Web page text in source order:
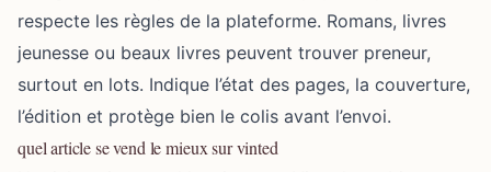
respecte les règles de la plateforme. Romans, livres
jeunesse ou beaux livres peuvent trouver preneur,
surtout en lots. Indique l’état des pages, la couverture,
l’édition et protège bien le colis avant l’envoi.
quel article se vend le mieux sur vinted